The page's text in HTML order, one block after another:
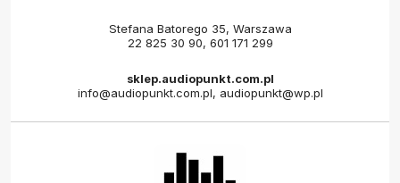
Stefana Batorego 35, Warszawa
22 825 30 90, 601 171 299
sklep.audiopunkt.com.pl
info@audiopunkt.com.pl, audiopunkt@wp.pl